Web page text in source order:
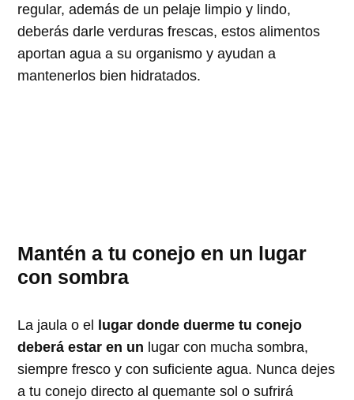
regular, además de un pelaje limpio y lindo,
deberás darle verduras frescas, estos alimentos
aportan agua a su organismo y ayudan a
mantenerlos bien hidratados.
Mantén a tu conejo en un lugar
con sombra
La jaula o el lugar donde duerme tu conejo
deberá estar en un lugar con mucha sombra,
siempre fresco y con suficiente agua. Nunca dejes
a tu conejo directo al quemante sol o sufrirá